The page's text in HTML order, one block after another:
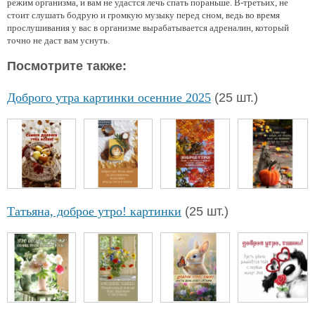
режим организма, и вам не удастся лечь спать пораньше. В-третьих, не
стоит слушать бодрую и громкую музыку перед сном, ведь во время
прослушивания у вас в организме вырабатывается адреналин, который
точно не даст вам уснуть.
Посмотрите также:
Доброго утра картинки осенние 2025 (25 шт.)
Татьяна, доброе утро! картинки (25 шт.)